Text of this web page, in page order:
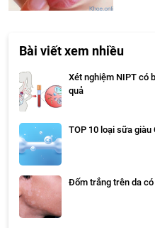
Bài viết xem nhiều
Xét nghiệm NIPT có
quả
TOP 10 loại sữa
Đốm trắng trên da